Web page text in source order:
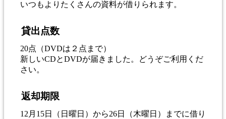
いつもよりたくさんの資料が借りられます。
貸出点数
20点（DVDは２点まで）
新しいCDとDVDが届きました。どうぞご利用くだ
さい。
返却期限
12月15日（日曜日）から26日（木曜日）までに借り